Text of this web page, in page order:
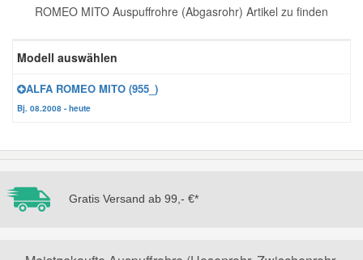
ROMEO MITO Auspuffrohre (Abgasrohr) Artikel zu finden
Modell auswählen
ALFA ROMEO MITO (955_)
Bj. 08.2008 - heute
Gratis Versand ab 99,- €*
Reparatur-Zubehör
Schlüsselgehäuse
Winter-Autozubehör
Hyundai Ersatzteile